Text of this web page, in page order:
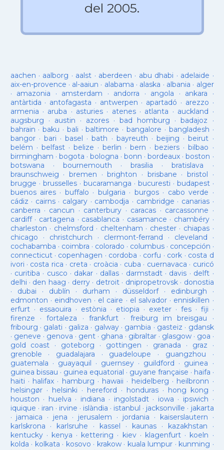
del 2005.
aachen · aalborg · aalst · aberdeen · abu dhabi · adelaide ·
aix-en-provence · al-aaiun · alabama · alaska · albania · alger
· amazonia · amsterdam · andorra · angola · ankara ·
antàrtida · antofagasta · antwerpen · apartadó · arezzo ·
armenia · aruba · asturies· atenes· atlanta · auckland ·
augsburg · austin · azores·bad homburg ·badajoz ·
bahrain ·baku · bali ·baltimore ·bangalore · bangladesh ·
bangor· bari ·basel ·bath · bayreuth ·beijing ·beirut ·
belém · belfast· belize · berlin ·bern ·beziers ·bilbao ·
birmingham · bogota · bologna ·bonn ·bordeaux ·boston ·
botswana · bournemouth ·brasilia ·bratislava ·
braunschweig · bremen ·brighton · brisbane · bristol ·
brugge · brusselles· bucaramanga · bucuresti · budapest·
buenos aires· buffalo · bulgaria · burgos· cabo verde ·
cádiz · cairns· calgary · cambodja · cambridge · canarias·
canberra · cancun · canterbury · caracas · carcassonne ·
cardiff· cartagena · casablanca · casamance · chambéry·
charleston · chelmsford · cheltenham · chester· chiapas ·
chicago · christchurch · clermont-ferrand · cleveland ·
cochabamba · coimbra · colorado · columbus· concepción ·
connecticut· copenhagen · cordoba · corfu · cork · costa d
ivori · costa rica · creta · croàcia · cuba · cuernavaca · curicó
· curitiba · cusco · dakar · dallas · darmstadt· davis · delft ·
delhi · den haag · derry· detroit· dnipropetrovsk· donostia
· dubai · dublín · durham · düsseldorf· edinburgh ·
edmonton · eindhoven · el caire · el salvador · enniskillen ·
erfurt· essaouira · estònia · etiopia · exeter· fes· fiji ·
firenze ·fortaleza · frankfurt· freiburg im breisgau ·
fribourg · galati · galiza · galway· gambia · gasteiz · gdansk
· geneve · genova · gent· ghana · gibraltar· glasgow· goa ·
gold coast · goteborg · gottingen · granada · graz ·
grenoble · guadalajara · guadeloupe · guangzhou ·
guatemala · guayaquil · guernsey· guildford · guinea ·
guinea bissau · guinea equatorial · guyane française · haifa ·
haiti · halifax · hamburg · hawaii · heidelberg · heilbronn ·
helsingør· helsinki · hereford · honduras· hong kong ·
houston · huelva · indiana · ingolstadt· iowa · ipswich ·
iquique · iran · irvine · islàndia · istanbul · jacksonville · jakarta
· jamaica · jena · jerusalem · jordania · kaiserslautern ·
karlskrona · karlsruhe · kassel · kaunas· kazakhstan ·
kentucky· kenya · kettering · kiev· klagenfurt · koeln ·
kolda · kolkata · kosovo · krakow· kuala lumpur · kunming ·